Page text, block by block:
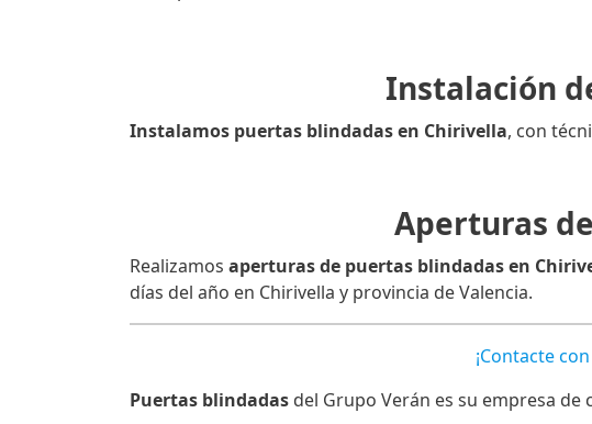
Instalación
Instalamos puertas blindadas en Chirivella, con
Aperturas
Realizamos aperturas de puertas blindadas en
días del año en Chirivella y provincia de Valencia.
¡Contacte
Puertas blindadas del Grupo Verán es su empresa de